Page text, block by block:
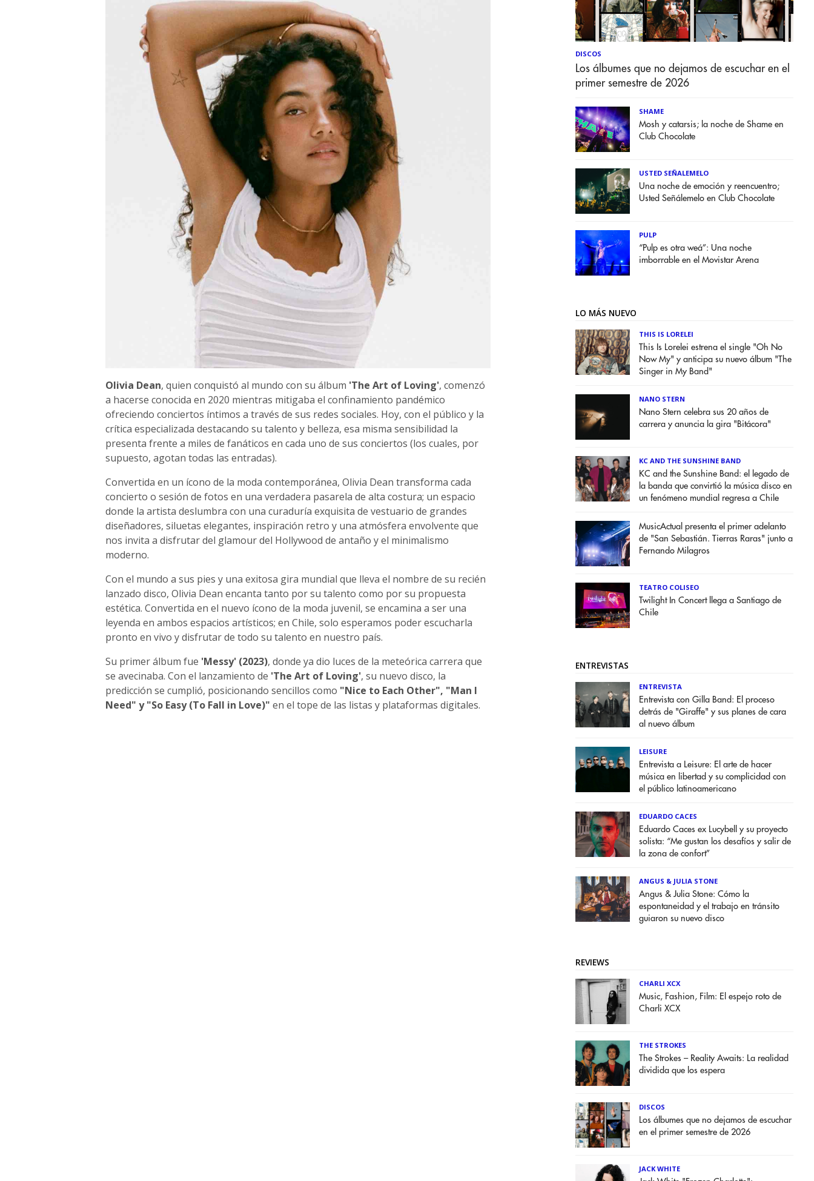
Olivia Dean, quien conquistó al mundo con su álbum 'The Art of Loving', comenzó
a hacerse conocida en 2020 mientras mitigaba el confinamiento pandémico
ofreciendo conciertos íntimos a través de sus redes sociales. Hoy, con el público y la
crítica especializada destacando su talento y belleza, esa misma sensibilidad la
presenta frente a miles de fanáticos en cada uno de sus conciertos (los cuales, por
supuesto, agotan todas las entradas).
Convertida en un ícono de la moda contemporánea, Olivia Dean transforma cada
concierto o sesión de fotos en una verdadera pasarela de alta costura; un espacio
donde la artista deslumbra con una curaduría exquisita de vestuario de grandes
diseñadores, siluetas elegantes, inspiración retro y una atmósfera envolvente que
nos invita a disfrutar del glamour del Hollywood de antaño y el minimalismo
moderno.
Con el mundo a sus pies y una exitosa gira mundial que lleva el nombre de su recién
lanzado disco, Olivia Dean encanta tanto por su talento como por su propuesta
estética. Convertida en el nuevo ícono de la moda juvenil, se encamina a ser una
leyenda en ambos espacios artísticos; en Chile, solo esperamos poder escucharla
pronto en vivo y disfrutar de todo su talento en nuestro país.
Su primer álbum fue 'Messy' (2023), donde ya dio luces de la meteórica carrera que
se avecinaba. Con el lanzamiento de 'The Art of Loving', su nuevo disco, la
predicción se cumplió, posicionando sencillos como "Nice to Each Other", "Man I
Need" y "So Easy (To Fall in Love)" en el tope de las listas y plataformas digitales.
DISCOS
Los álbumes que no dejamos de escuchar en el
primer semestre de 2026
SHAME
Mosh y catarsis; la noche de Shame en
Club Chocolate
USTED SEÑALEMELO
Una noche de emoción y reencuentro;
Usted Señálemelo en Club Chocolate
PULP
“Pulp es otra weá”: Una noche
imborrable en el Movistar Arena
LO MÁS NUEVO
THIS IS LORELEI
This Is Lorelei estrena el single "Oh No
Now My" y anticipa su nuevo álbum "The
Singer in My Band"
NANO STERN
Nano Stern celebra sus 20 años de
carrera y anuncia la gira "Bitácora"
KC AND THE SUNSHINE BAND
KC and the Sunshine Band: el legado de
la banda que convirtió la música disco en
un fenómeno mundial regresa a Chile
MusicActual presenta el primer adelanto
de "San Sebastián. Tierras Raras" junto a
Fernando Milagros
TEATRO COLISEO
Twilight In Concert llega a Santiago de
Chile
ENTREVISTAS
ENTREVISTA
Entrevista con Gilla Band: El proceso
detrás de "Giraffe" y sus planes de cara
al nuevo álbum
LEISURE
Entrevista a Leisure: El arte de hacer
música en libertad y su complicidad con
el público latinoamericano
EDUARDO CACES
Eduardo Caces ex Lucybell y su proyecto
solista: “Me gustan los desafíos y salir de
la zona de confort”
ANGUS & JULIA STONE
Angus & Julia Stone: Cómo la
espontaneidad y el trabajo en tránsito
guiaron su nuevo disco
REVIEWS
CHARLI XCX
Music, Fashion, Film: El espejo roto de
Charli XCX
THE STROKES
The Strokes – Reality Awaits: La realidad
dividida que los espera
DISCOS
Los álbumes que no dejamos de escuchar
en el primer semestre de 2026
JACK WHITE